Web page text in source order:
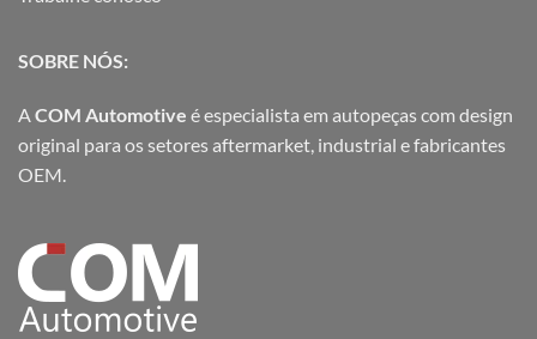
SOBRE NÓS:
ACOM Automotive é especialista em autopeças com design
original para os setores aftermarket, industrial e fabricantes
OEM.